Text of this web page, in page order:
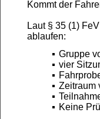
Kommt der
Laut § 35 (1)
ablaufen:
Gruppe
vier
Zeitraum
Keine